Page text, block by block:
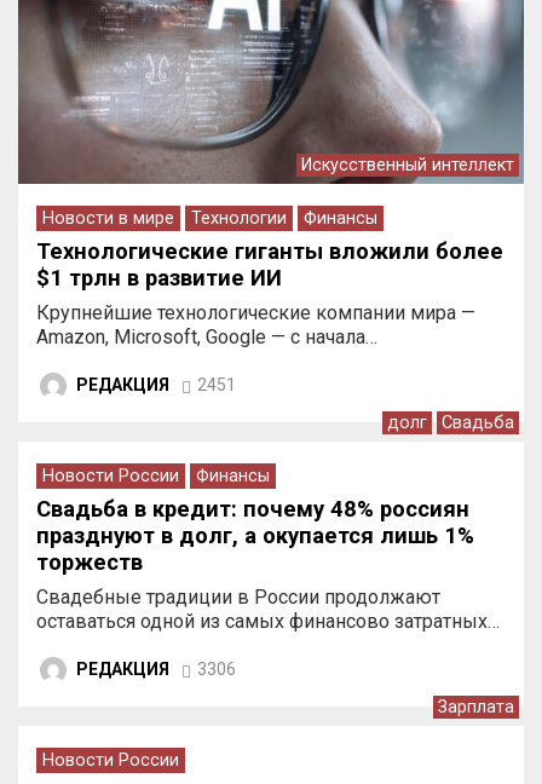
Искусственный интеллект
Новости в мире Технологии Финансы
Технологические гиганты вложили более
$1 трлн в развитие ИИ
Крупнейшие технологические компании мира —
Amazon, Microsoft, Google — с начала…
РЕДАКЦИЯ 2451
долг Свадьба
Новости России Финансы
Свадьба в кредит: почему 48% россиян
празднуют в долг, а окупается лишь 1%
торжеств
Свадебные традиции в России продолжают
оставаться одной из самых финансово затратных…
РЕДАКЦИЯ 3306
Зарплата
Новости России